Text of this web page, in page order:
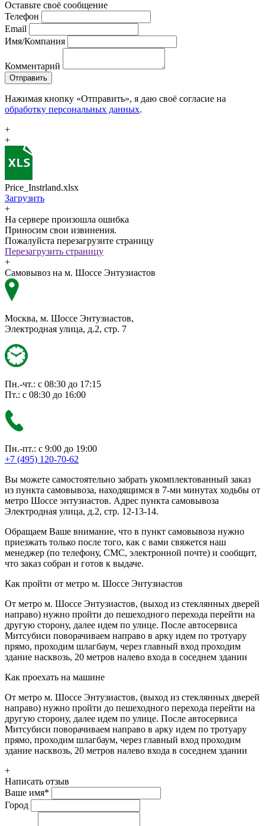
Оставьте своё сообщение
Телефон
Email
Имя/Компания
Комментарий
Отправить
Нажимая кнопку «Отправить», я даю своё согласие на
обработку персональных данных.
+
+
Price_Instrland.xlsx
Загрузить
+
На сервере произошла ошибка
Приносим свои извинения.
Пожалуйста перезагрузите страницу
Перезагрузить страницу
+
Самовывоз на м. Шоссе Энтузиастов
Москва, м. Шоссе Энтузиастов,
Электродная улица, д.2, стр. 7
Пн.-чт.: с 08:30 до 17:15
Пт.: с 08:30 до 16:00
Пн.-пт.: с 9:00 до 19:00
+7 (495) 120-70-62
Вы можете самостоятельно забрать укомплектованный заказ
из пункта самовывоза, находящимся в 7-ми минутах ходьбы от
метро Шоссе энтузиастов. Адрес пункта самовывоза
Электродная улица, д.2, стр. 12-13-14.
Обращаем Ваше внимание, что в пункт самовывоза нужно
приезжать только после того, как с вами свяжется наш
менеджер (по телефону, СМС, электронной почте) и сообщит,
что заказ собран и готов к выдаче.
Как пройти от метро м. Шоссе Энтузиастов
От метро м. Шоссе Энтузиастов, (выход из стеклянных дверей
направо) нужно пройти до пешеходного перехода перейти на
другую сторону, далее идем по улице. После автосервиса
Митсубиси поворачиваем направо в арку идем по тротуару
прямо, проходим шлагбаум, через главный вход проходим
здание насквозь, 20 метров налево входа в соседнем здании
Как проехать на машине
От метро м. Шоссе Энтузиастов, (выход из стеклянных дверей
направо) нужно пройти до пешеходного перехода перейти на
другую сторону, далее идем по улице. После автосервиса
Митсубиси поворачиваем направо в арку идем по тротуару
прямо, проходим шлагбаум, через главный вход проходим
здание насквозь, 20 метров налево входа в соседнем здании
+
Написать отзыв
Ваше имя*
Город